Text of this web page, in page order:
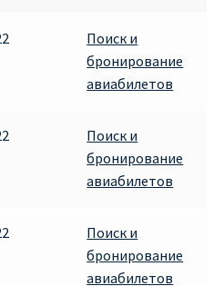
ПАРИЖ
МЕСТ В RYANAIR
РЕЙСОВ RYANAIR
Поиск и
бронирование
авиабилетов
Поиск и
бронирование
авиабилетов
Поиск и
бронирование
авиабилетов